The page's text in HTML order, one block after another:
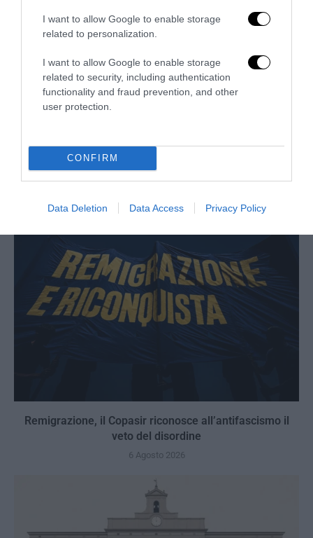
I want to allow Google to enable storage
related to personalization.
I want to allow Google to enable storage
related to security, including authentication
functionality and fraud prevention, and other
user protection.
CONFIRM
Data Deletion Data Access Privacy Policy
Bonaccini e il mito delle barricate di Parma: quando
l’antifascismo copia il fascismo
Remigrazione, il Copasir riconosce all’antifascismo il
veto del disordine
6 Agosto 2026